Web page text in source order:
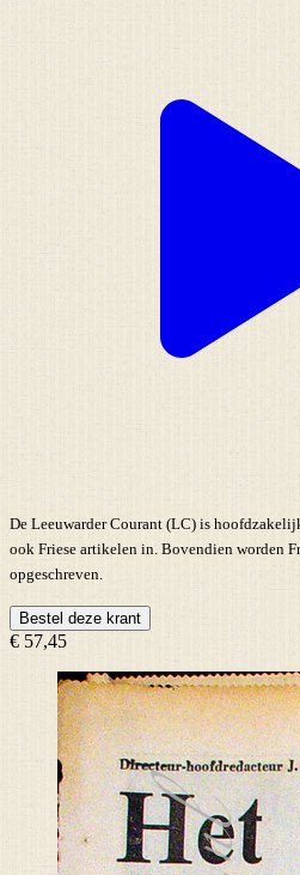
De Leeuwarder Courant (LC) is
ook Friese artikelen in. Bovendien worden
opgeschreven.
Bestel deze krant
€ 57,45